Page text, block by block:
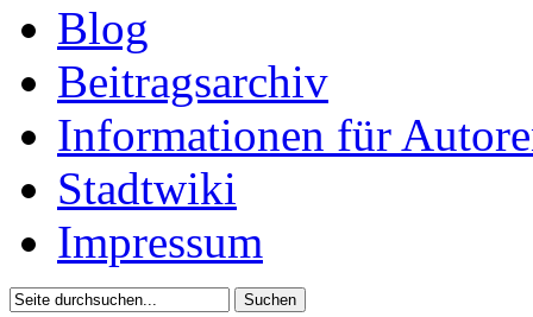
Blog
Beitragsarchiv
Informationen für
Stadtwiki
Impressum